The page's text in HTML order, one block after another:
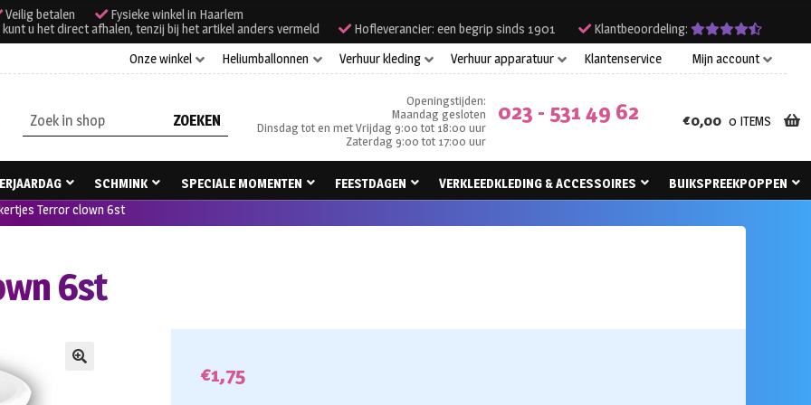
Veilig betalen
Fysieke winkel in Haarlem
u het direct afhalen, tenzij bij het artikel anders vermeld
Hofleverancier: een begrip sinds 1901
Klantbeoordeling:
Onze winkel
Heliumballonnen Verhuur kleding Verhuur apparatuur Klantenservice Mijn account
Zoeken
naar:
Openingstijden:
Maandag gesloten
Dinsdag tot en met Vrijdag 9:00 tot 18:00 uur
Zaterdag 9:00 tot 17:00 uur
023 - 531 49 62 €0,00 0 ITEMS
SCHMINK SPECIALE MOMENTEN FEESTDAGEN VERKLEEDKLEDING & ACCESSOIRES
BUIKSPREEKPOPPEN
Terror clown 6st
6st
€1,75